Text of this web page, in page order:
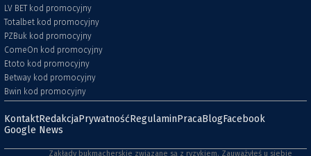
LV BET kod promocyjny
Totalbet kod promocyjny
PZBuk kod promocyjny
ComeOn kod promocyjny
Etoto kod promocyjny
Betway kod promocyjny
Bwin kod promocyjny
KontaktRedakcjaPrywatnośćRegulaminPracaBlogFacebook
Google News
Zakłady bukmacherskie związane są z ryzykiem. Zauważyłeś u siebie